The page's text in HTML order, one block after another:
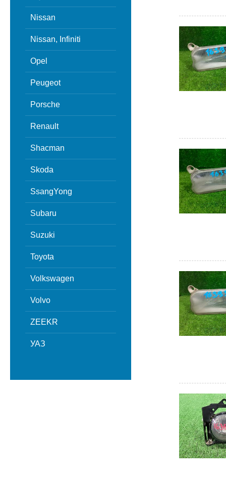
Nissan
Nissan, Infiniti
Opel
Peugeot
Porsche
Renault
Shacman
Skoda
SsangYong
Subaru
Suzuki
Toyota
Volkswagen
Volvo
ZEEKR
УАЗ